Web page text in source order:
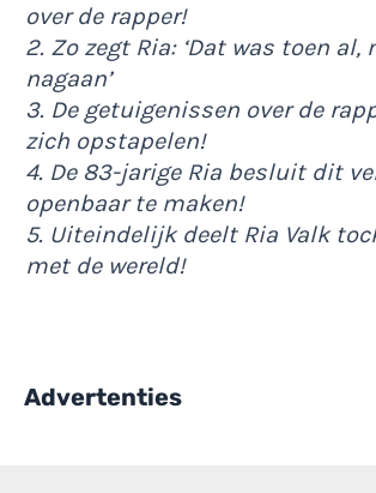
over de rapper!
2. Zo zegt Ria: ‘Dat was toen al,
nagaan’
3. De getuigenissen over de
zich opstapelen!
4. De 83-jarige Ria besluit dit
openbaar te maken!
5. Uiteindelijk deelt Ria Valk
met de wereld!
Advertenties